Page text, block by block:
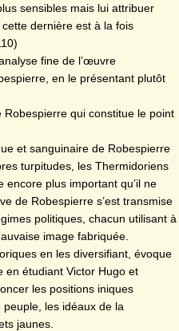
sensibles mais lui attribuer
dernière est à la fois
fine de l’œuvre
en le présentant plutôt
Robespierre qui constitue le point
et sanguinaire de Robespierre
turpitudes, les Thermidoriens
plus important qu’il ne
de Robespierre s’est transmise
politiques, chacun utilisant à
image fabriquée.
en les diversifiant, évoque
en étudiant Victor Hugo et
les positions iniques
peuple, les idéaux de la
jaunes.